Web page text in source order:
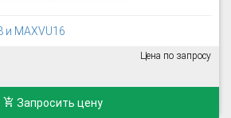
и MAXVU16
Цена по запросу
Запросить цену